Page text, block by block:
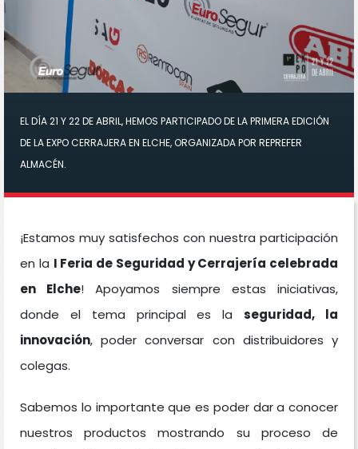
EL DÍA 21 Y 22 DE ABRIL, HEMOS PARTICIPADO DE LA PRIMERA EDICIÓN
DE LA EXPO CERRAJERA EN ELCHE, ORGANIZADA POR REPREFER
ALMACÉN.
¡Estamos muy satisfechos con nuestra participación
en la I Feria de Seguridad y Cerrajería celebrada
en Elche! Apoyamos siempre estas iniciativas,
donde el tema principal es laseguridad, la
innovación, poder conversar con distribuidores y
colegas.
Sabemos lo importante que es poder dar a conocer
nuestros productos mostrando su proceso de